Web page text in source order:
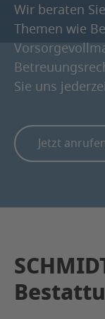
Wir beraten
Themen wie
Sie uns
Jetzt